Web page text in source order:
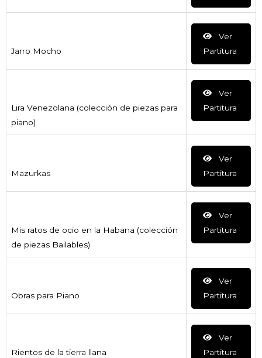
Jarro Mocho
Ver
Partitura
Lira Venezolana (colección de piezas para
piano)
Ver
Partitura
Mazurkas
Ver
Partitura
Mis ratos de ocio en la Habana (colección
de piezas Bailables)
Ver
Partitura
Obras para Piano
Ver
Partitura
Rientos de la tierra llana
Ver
Partitura